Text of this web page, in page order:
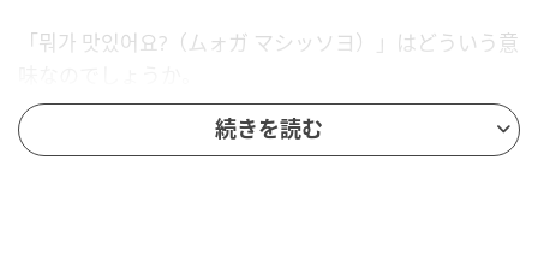
「뭐가 맛있어요?（ムォガ マシッソヨ）」はどういう意
正解を知りたい人は、もう少しスクロールしてみてく
ださい。
続きを読む